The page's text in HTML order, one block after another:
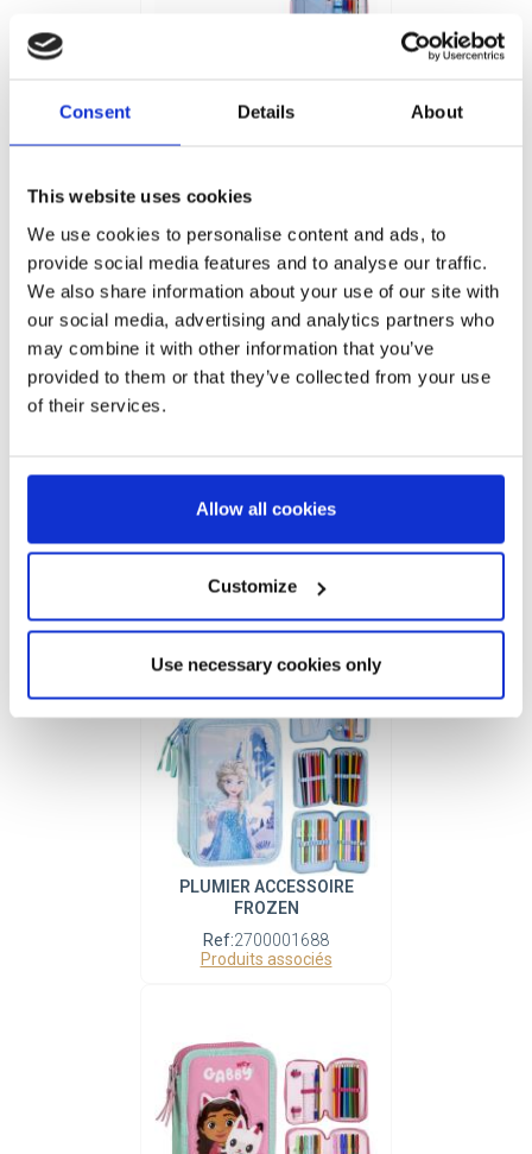
Consent Details About
This website uses cookies
We use cookies to personalise content and ads, to
provide social media features and to analyse our traffic.
We also share information about your use of our site with
our social media, advertising and analytics partners who
may combine it with other information that you’ve
provided to them or that they’ve collected from your use
of their services.
Allow all cookies
Customize
Use necessary cookies only
PLUMIER FROZEN
Ref:2700002301
COMPARTIMENTS FROZEN
Ref:2700001689
Offre
PLUMIER ACCESSOIRE
FROZEN
Ref:2700001688
Produits associés